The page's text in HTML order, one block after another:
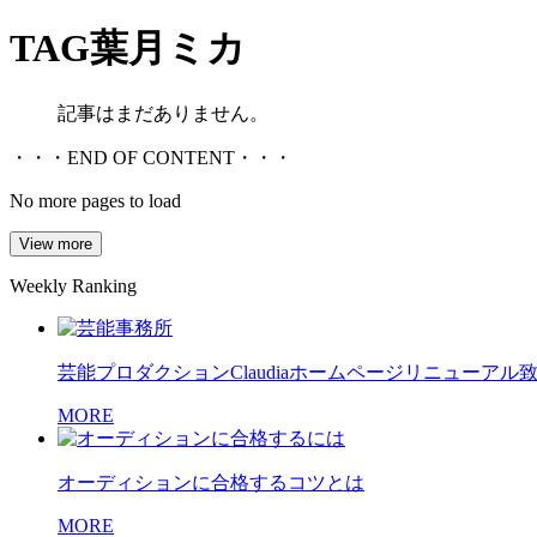
TAG葉月ミカ
記事はまだありません。
・・・END OF CONTENT・・・
No more pages to load
View more
Weekly Ranking
芸能プロダクションClaudiaホームページリニューアル致
MORE
オーディションに合格するコツとは
MORE